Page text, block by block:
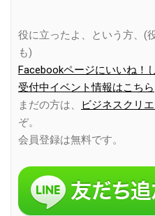
役に立ったよ、という方、(
も)
Facebookページにいいね！
受付中イベント情報はこちら
まだの方は、
ビジネスクリ
ぞ。
会員登録は無料です。